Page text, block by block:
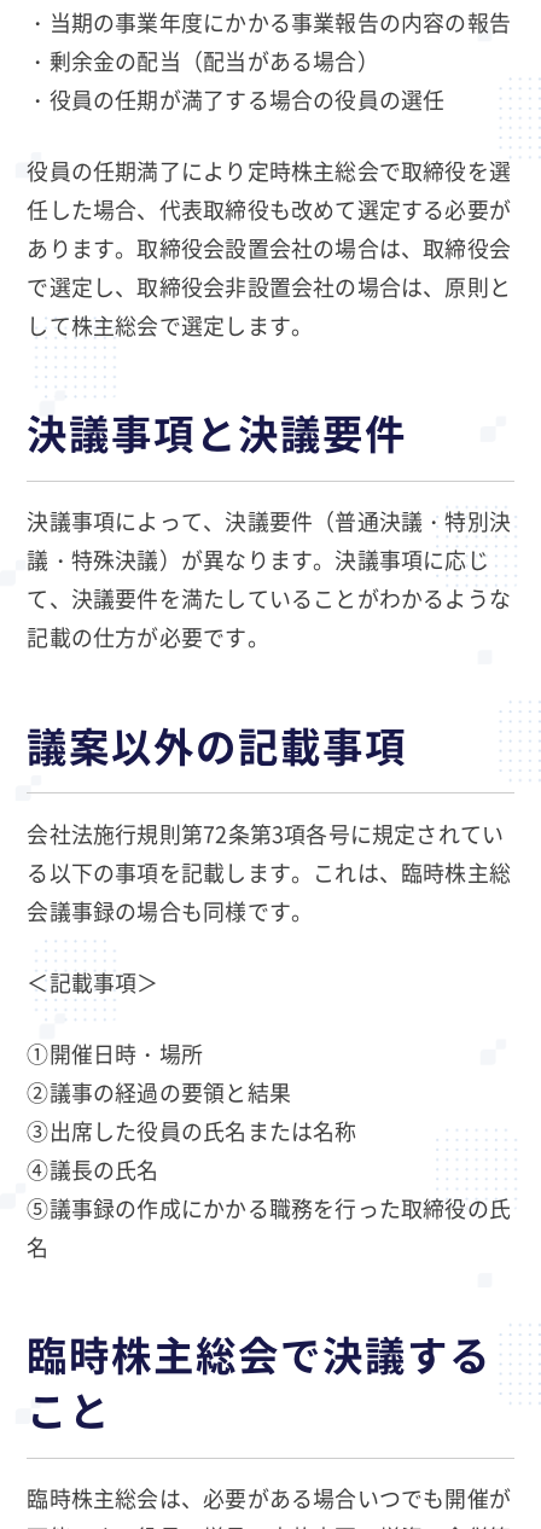
・当期の事業年度にかかる事業報告の内容の報告
・剰余金の配当（配当がある場合）
・役員の任期が満了する場合の役員の選任
役員の任期満了により定時株主総会で取締役を選
任した場合、代表取締役も改めて選定する必要が
あります。取締役会設置会社の場合は、取締役会
で選定し、取締役会非設置会社の場合は、原則と
して株主総会で選定します。
決議事項と決議要件
決議事項によって、決議要件（普通決議・特別決
議・特殊決議）が異なります。決議事項に応じ
て、決議要件を満たしていることがわかるような
記載の仕方が必要です。
議案以外の記載事項
会社法施行規則第72条第3項各号に規定されてい
る以下の事項を記載します。これは、臨時株主総
会議事録の場合も同様です。
＜記載事項＞
①開催日時・場所
②議事の経過の要領と結果
③出席した役員の氏名または名称
④議長の氏名
⑤議事録の作成にかかる職務を行った取締役の氏
名
臨時株主総会で決議する
こと
臨時株主総会は、必要がある場合いつでも開催が